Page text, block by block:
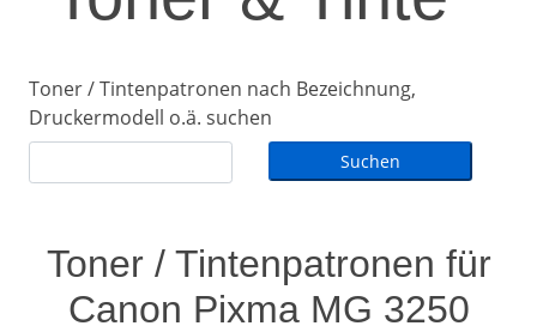
Toner / Tintenpatronen nach Bezeichnung,
Druckermodell o.ä. suchen
Toner / Tintenpatronen für
Canon Pixma MG 3250